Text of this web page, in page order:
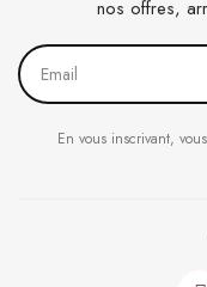
nos offres,
En vous inscrivant,